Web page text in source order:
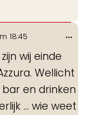
18:45
wij einde
Wellicht
en drinken
… wie weet
...